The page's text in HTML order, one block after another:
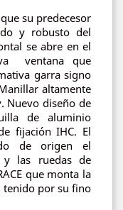
su predecesor
y robusto del
se abre en el
ventana que
garra signo
altamente
Nuevo diseño de
de aluminio
fijación IHC. El
de origen el
y las ruedas de
que monta la
tenido por su fino